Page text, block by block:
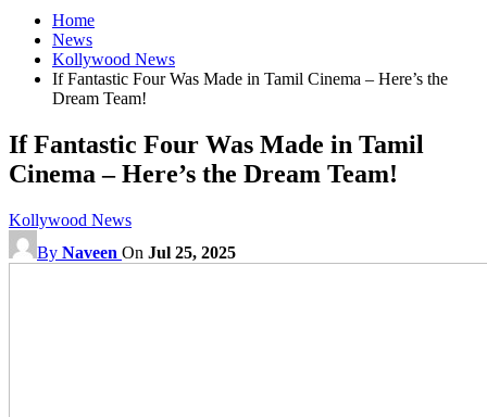
Home
News
Kollywood News
If Fantastic Four Was Made in Tamil Cinema – Here’s the
Dream Team!
If Fantastic Four Was Made in Tamil
Cinema – Here’s the Dream Team!
Kollywood News
By Naveen On Jul 25, 2025